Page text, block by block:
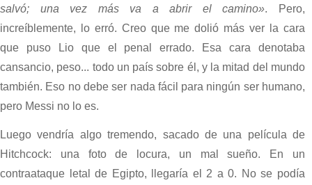
salvó; una vez más va a abrir el camino». Pero,
increíblemente, lo erró. Creo que me dolió más ver la cara
que puso Lio que el penal errado. Esa cara denotaba
cansancio, peso... todo un país sobre él, y la mitad del mundo
también. Eso no debe ser nada fácil para ningún ser humano,
pero Messi no lo es.
Luego vendría algo tremendo, sacado de una película de
Hitchcock: una foto de locura, un mal sueño. En un
contraataque letal de Egipto, llegaría el 2 a 0. No se podía